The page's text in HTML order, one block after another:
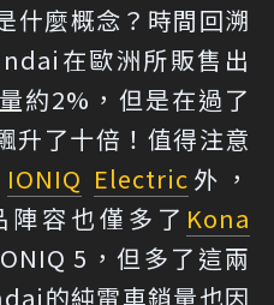
什麼概念？時間回溯
在歐洲所販售出
約2%，但是在過了
升了十倍！值得注意
IONIQ Electric 外，
容也僅多了 Kona
5，但多了這兩
的純電車銷量也因